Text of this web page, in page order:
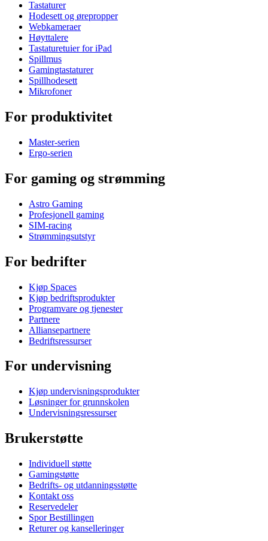
Tastaturer
Hodesett og ørepropper
Webkameraer
Høyttalere
Tastaturetuier for iPad
Spillmus
Gamingtastaturer
Spillhodesett
Mikrofoner
For produktivitet
Master-serien
Ergo-serien
For gaming og strømming
Astro Gaming
Profesjonell gaming
SIM-racing
Strømmingsutstyr
For bedrifter
Kjøp Spaces
Kjøp bedriftsprodukter
Programvare og tjenester
Partnere
Alliansepartnere
Bedriftsressurser
For undervisning
Kjøp undervisningsprodukter
Løsninger for grunnskolen
Undervisningsressurser
Brukerstøtte
Individuell støtte
Gamingstøtte
Bedrifts- og utdanningsstøtte
Kontakt oss
Reservedeler
Spor Bestillingen
Returer og kanselleringer